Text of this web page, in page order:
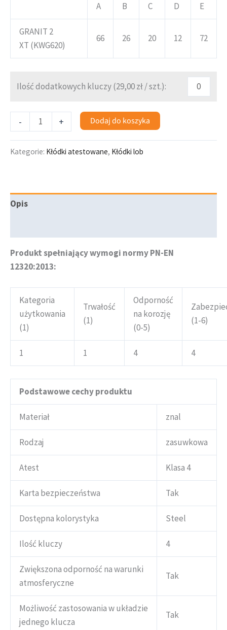
A B C D E
GRANIT 2
XT (KWG620)
66 26 20 12 72
Ilość dodatkowych kluczy (29,00zł/ szt.):
- + Dodaj do koszyka
Kategorie: Kłódki atestowane, Kłódki lob
Opis
Produkt spełniający wymogi normy PN-EN
12320:2013:
Kategoria
użytkowania
(1)
Trwałość
(1)
Odporność
na korozję
(0-5)
(1-6)
1 1 4 4
Podstawowe cechy produktu
Materiał znal
Rodzaj zasuwkowa
Atest Klasa 4
Karta bezpieczeństwa Tak
Dostępna kolorystyka Steel
Ilość kluczy 4
Zwiększona odporność na warunki
atmosferyczne
Tak
Możliwość zastosowania w układzie
jednego klucza
Tak